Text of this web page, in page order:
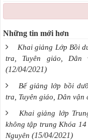
Những tin mới hơn
Khai giảng Lớp Bồi
tra, Tuyên giáo, Dân
(12/04/2021)
Bế giảng lớp bồi
tra, Tuyên giáo, Dân vận
Khai giảng lớp
không tập trung Khóa
Nguyên (15/04/2021)